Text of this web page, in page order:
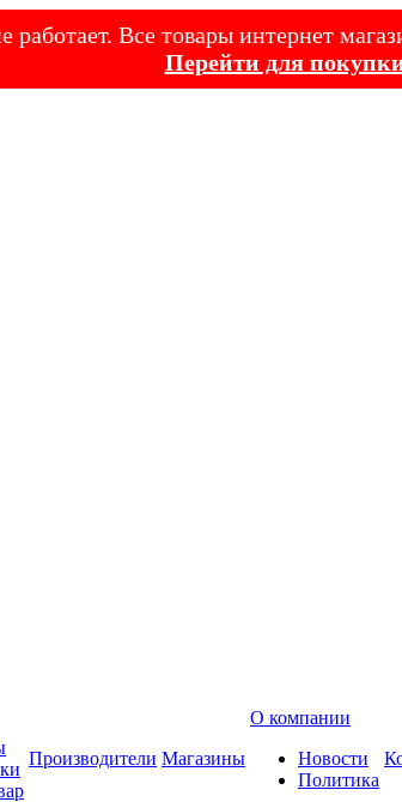
работает. Все товары интернет
Перейти для
Производители Магазины
О компании
Новости
Политика